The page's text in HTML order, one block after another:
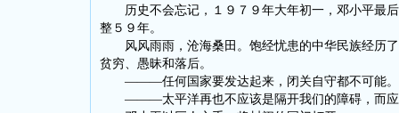
历史不会忘记，１９７９年大年初一，邓小平最后
整５９年。
风风雨雨，沧海桑田。饱经忧患的中华民族经历了
贫穷、愚昧和落后。
———任何国家要发达起来，闭关自守都不可能。
———太平洋再也不应该是隔开我们的障碍，而应